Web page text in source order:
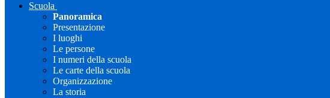
Scuola
Panoramica
Presentazione
I luoghi
Le persone
I numeri della scuola
Le carte della scuola
Organizzazione
La storia